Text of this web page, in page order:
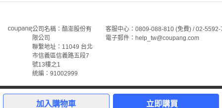
加入購物車 立即購買
7
公司名稱：酷澎股份有
限公司
聯繫地址：11049 台北
市信義區信義路五段7
號13樓之1
統編：91002999
客服中心：0809-088-810 (免費) / 02-
電子郵件：help_tw@coupang.com
©Coupang Taiwan Co., Ltd. 保留所有權利。
本網站上顯示的所有商標、標誌和服務標誌均為酷澎股份有
限公司和/或其在美國和其他國家/地區註冊之關聯公司之所